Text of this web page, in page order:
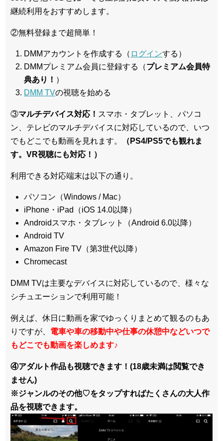
継続利用をおすすめします。
②無料登録まで超簡単！
DMMアカウントを作成する（ ログインする）
DMMプレミアム会員に登録する（プレミアム会員特
典あり！ ）
DMM TVの視聴を始める
③マルチデバイス対応！ スマホ・タブレット、パソコ
ン、テレビのマルチデバイスに対応しているので、いつ
でもどこでも動画を見れます。
（PS4/PS5でも観れま
す。VR視聴にも対応！）
利用できる対応端末は以下の通り。
パソコン（Windows / Mac）
iPhone・iPad（iOS 14.0以降）
Androidスマホ・タブレット（Android 6.0以降）
Android TV
Amazon Fire TV（第3世代以降）
Chromecast
DMM TVは主要なデバイスに対応しているので、 様々な
シチュエーションで利用可能！
例えば、休日に動画を家でゆっくりまとめて観るのもあ
りですが、 電車や車の移動中や仕事の休憩中などいつで
もどこでも動画を楽しめます♪
④アダルト作品も視聴できます！(18歳未満は閲覧でき
ません)
※ジャンルのその他♡をタップすればたくさんの大人作
品を視聴できます。